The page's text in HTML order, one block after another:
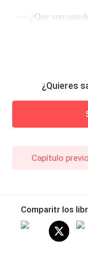
— ¿Que son
¿Quieres
Capítulo previo
Comparitr los